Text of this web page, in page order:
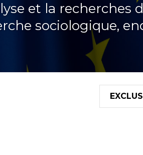
et la recherches
sociologique,